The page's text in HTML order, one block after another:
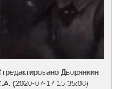
Дворянкин
(2020-07-17 15:35:08)